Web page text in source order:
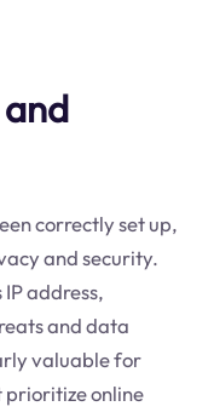
correctly set up,
and security.
address,
and data
valuable for
prioritize online